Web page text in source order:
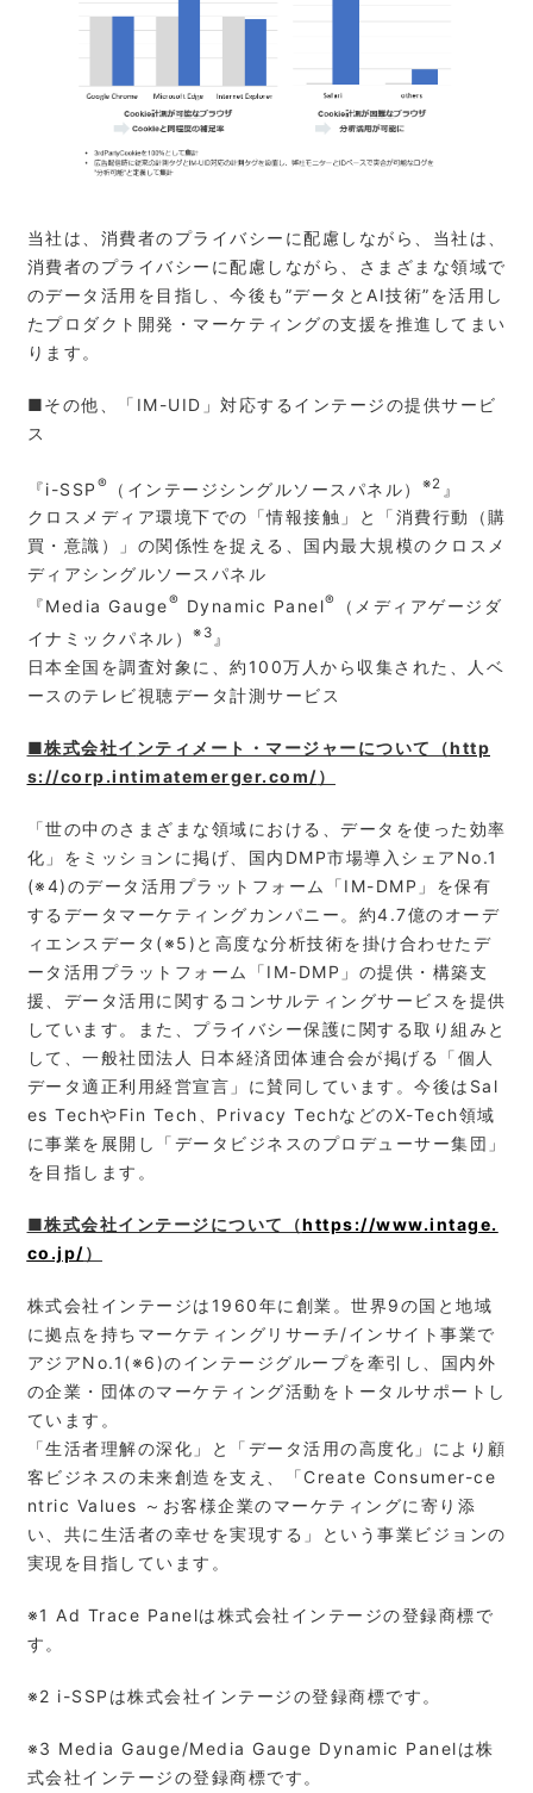
当社は、消費者のプライバシーに配慮しながら、当社は、
消費者のプライバシーに配慮しながら、さまざまな領域で
のデータ活用を目指し、今後も”データとAI技術”を活用し
たプロダクト開発・マーケティングの支援を推進してまい
ります。
■その他、「IM-UID」対応するインテージの提供サービ
ス
『i-SSP ® （インテージシングルソースパネル） ※2 』
クロスメディア環境下での「情報接触」と「消費行動（購
買・意識）」の関係性を捉える、国内最大規模のクロスメ
ディアシングルソースパネル
『Media Gauge® Dynamic Panel®
（メディアゲージダ
イナミックパネル）
※3 』
日本全国を調査対象に、約100万人から収集された、人ベ
ースのテレビ視聴データ計測サービス
■株式会社イ ンティメート・マージャーについて（http
s://corp.intimatemerger.com/）
「世の中のさまざまな領域における、データを使った効率
化」をミッションに掲げ、国内DMP市場導入シェアNo.1
(※4)のデータ活用プラットフォーム「IM-DMP」を保有
するデータマーケティングカンパニー。約4.7億のオーデ
ィエンスデータ(※5)と高度な分析技術を掛け合わせたデ
ータ活用プラットフォーム「IM-DMP」の提供・構築支
援、データ活用に関するコンサルティングサービスを提供
しています。また、プライバシー保護に関する取り組みと
して、一般社団法人 日本経済団体連合会が掲げる「個人
データ適正利用経営宣言」に賛同しています。今後はSal
es TechやFin Tech、Privacy TechなどのX-Tech領域
に事業を展開し「データビジネスのプロデューサー集団」
を目指します。
■株式会社インテージについて（https://www.intage.
co.jp/）
株式会社インテージは1960年に創業。世界9の国と地域
に拠点を持ちマーケティングリサーチ/インサイト事業で
アジアNo.1(※6)のインテージグループを牽引し、国内外
の企業・団体のマーケティング活動をトータルサポートし
ています。
「生活者理解の深化」と「データ活用の高度化」により顧
客ビジネスの未来創造を支え、「Create Consumer-ce
ntric Values ～お客様企業のマーケティングに寄り添
い、共に生活者の幸せを実現する」という事業ビジョンの
実現を目指しています。
※1 Ad Trace Panelは株式会社インテージの登録商標で
す。
※2 i-SSPは株式会社インテージの登録商標です。
※3 Media Gauge/Media Gauge Dynamic Panelは株
式会社インテージの登録商標です。